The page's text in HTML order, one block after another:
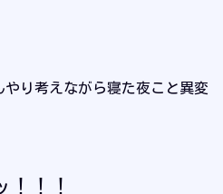
り考えながら寝た夜こと異変
！！！